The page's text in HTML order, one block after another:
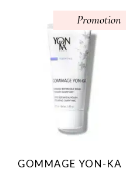
Promotion
GOMMAGE YON-KA